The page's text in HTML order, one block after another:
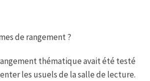
de rangement ?
thématique avait été testé
les usuels de la salle de lecture.